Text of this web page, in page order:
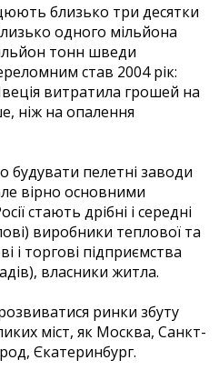
близько три десятки
одного мільйона
тонн шведи
став 2004 рік:
витратила грошей на
ніж на опалення
будувати пелетні заводи
вірно основними
стають дрібні і середні
виробники теплової та
і торгові підприємства
власники житла.
ринки збуту
міст, як Москва, Санкт-
Єкатеринбург.